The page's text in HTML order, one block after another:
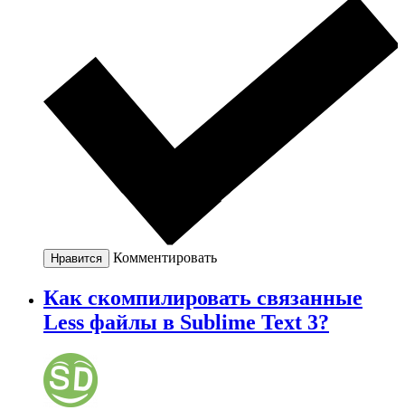
Нравится Комментировать
Как скомпилировать связанные
Less файлы в Sublime Text 3?